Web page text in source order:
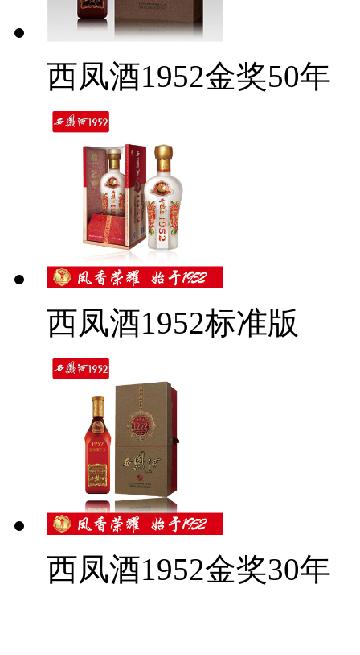
西凤酒1952金奖50年
西凤酒1952标准版
西凤酒1952金奖30年